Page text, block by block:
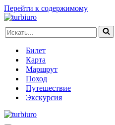
Перейти к содержимому
Искать...
Билет
Карта
Маршрут
Поход
Путешествие
Экскурсия